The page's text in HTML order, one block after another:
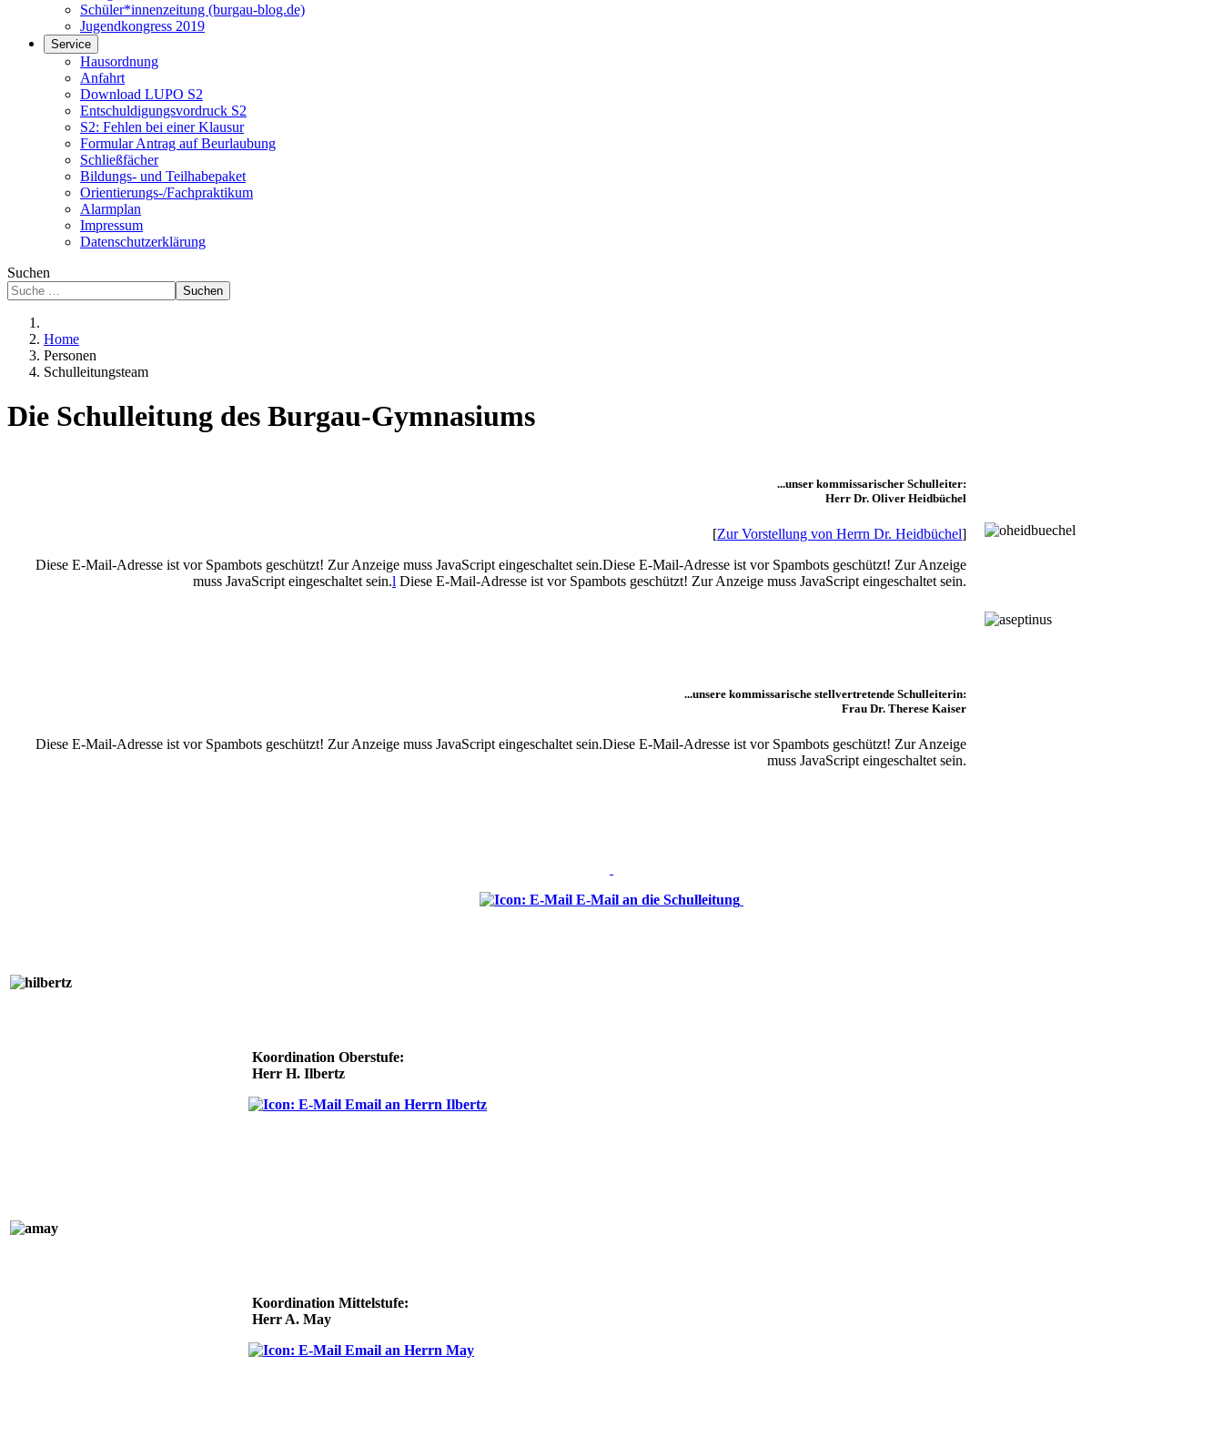
Schüler*innenzeitung (burgau-blog.de)
Jugendkongress 2019
Service
Hausordnung
Anfahrt
Download LUPO S2
Entschuldigungsvordruck S2
S2: Fehlen bei einer Klausur
Formular Antrag auf Beurlaubung
Schließfächer
Bildungs- und Teilhabepaket
Orientierungs-/Fachpraktikum
Alarmplan
Impressum
Datenschutzerklärung
Suchen
Suchen
Home
Personen
Schulleitungsteam
Die Schulleitung des Burgau-Gymnasiums
...unser kommissarischer Schulleiter:
Herr Dr. Oliver Heidbüchel
[Zur Vorstellung von Herrn Dr. Heidbüchel]
Diese E-Mail-Adresse ist vor Spambots geschützt! Zur Anzeige muss JavaScript eingeschaltet sein.Diese E-Mail-Adresse ist vor Spambots geschützt! Zur Anzeige
muss JavaScript eingeschaltet sein.l Diese E-Mail-Adresse ist vor Spambots geschützt! Zur Anzeige muss JavaScript eingeschaltet sein.
...unsere kommissarische stellvertretende Schulleiterin:
Frau Dr. Therese Kaiser
Diese E-Mail-Adresse ist vor Spambots geschützt! Zur Anzeige muss JavaScript eingeschaltet sein.Diese E-Mail-Adresse ist vor Spambots geschützt! Zur Anzeige
muss JavaScript eingeschaltet sein.
E-Mail an die Schulleitung
Koordination Oberstufe:
Herr H. Ilbertz
Email an Herrn Ilbertz
Koordination Mittelstufe:
Herr A. May
Email an Herrn May